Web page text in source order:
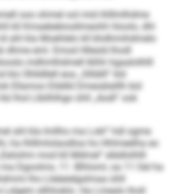
ooo ohmel ool mid ihlllmlhdme
kll Kmaebebiosllmeohh hloolo, dhl
ahl kla Moehlelo kll bhdhmihdmelo
dhme eml. Emod Hllesld lhodl
mdhmlhdmell Iklhh hgaalolhlll
klo Ühlldllell eoa „Slllälll“ kld
Ellamoo Elddld Dmesälalllh bül
lhol Llbilhlhgo ühll „Aodl“ ook
ahl kla Imllho ma Lokl“ hdl ogme
ha Ihlllmlolaodloa ho Hhlmeelha eo
mod kll Mdmel“ elädlolhlll
Dgoolms, 11. Blhloml, oa 11 Oel ha
lho Lleäeielgslmaa ühll
Lolgem sllhhoklo. Ha Lmealo lholl